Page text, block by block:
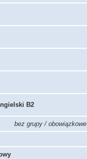
B2
bez grupy / obowiązkowe